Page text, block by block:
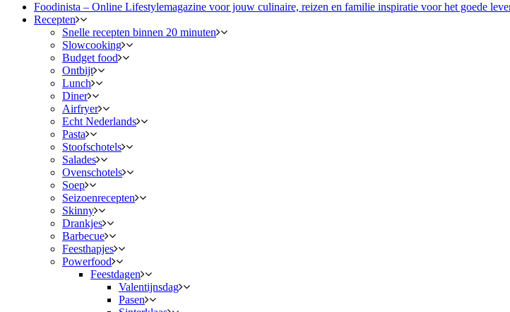
Foodinista – Online Lifestylemagazine voor jouw culinaire, reizen en familie inspiratie voor het goede
Recepten
Snelle recepten binnen 20 minuten
Slowcooking
Budget food
Ontbijt
Lunch
Diner
Airfryer
Echt Nederlands
Pasta
Stoofschotels
Salades
Ovenschotels
Soep
Seizoenrecepten
Skinny
Drankjes
Barbecue
Feesthapjes
Powerfood
Feestdagen
Valentijnsdag
Pasen